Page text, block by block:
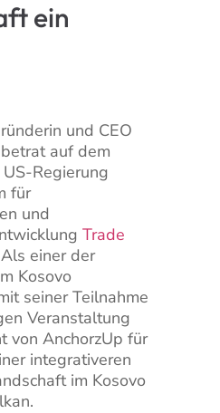
ein
und CEO
auf dem
Regierung
für
und
Trade
einer der
Kosovo
seiner Teilnahme
Veranstaltung
von AnchorzUp für
integrativeren
im Kosovo